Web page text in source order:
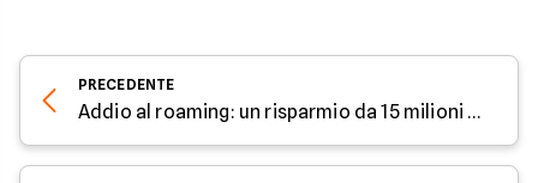
PRECEDENTE
Addio al roaming: un risparmio da 15 milioni di euro